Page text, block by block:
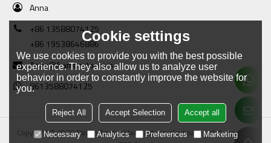
Anna
+86 13588074125
+86 19538646886
Anna@framtractor.com
8613588074125
Copyright © 2026Tianjin Tractor Manufacturing Company Ltd.Support By
Cookie settings
We use cookies to provide you with the best possible
experience. They also allow us to analyze user
behavior in order to constantly improve the website for
you.
Reject All Accept Selection Accept all
Necessary Analytics Preferences Marketing